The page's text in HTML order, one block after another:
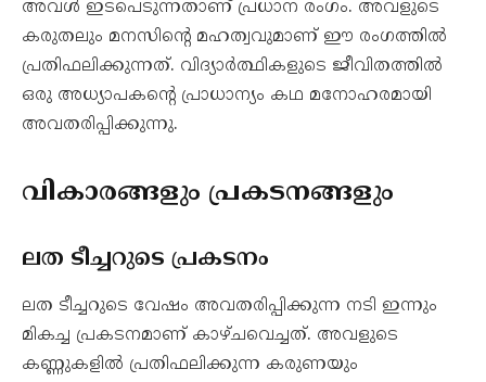
അവൾ ഇടപെടുന്നതാണ് പ്രധാന രംഗം. അവളുടെ
കരുതലും മനസിന്റെ മഹത്വവുമാണ് ഈ രംഗത്തിൽ
പ്രതിഫലിക്കുന്നത്. വിദ്യാർത്ഥികളുടെ ജീവിതത്തിൽ
ഒരു അധ്യാപകന്റെ പ്രാധാന്യം കഥ മനോഹരമായി
അവതരിപ്പിക്കുന്നു.
വികാരങ്ങളും പ്രകടനങ്ങളും
ലത ടീച്ചറുടെ പ്രകടനം
ലത ടീച്ചറുടെ വേഷം അവതരിപ്പിക്കുന്ന നടി ഇന്നും
മികച്ച പ്രകടനമാണ് കാഴ്ചവെച്ചത്. അവളുടെ
കണ്ണുകളിൽ പ്രതിഫലിക്കുന്ന കരുണയും